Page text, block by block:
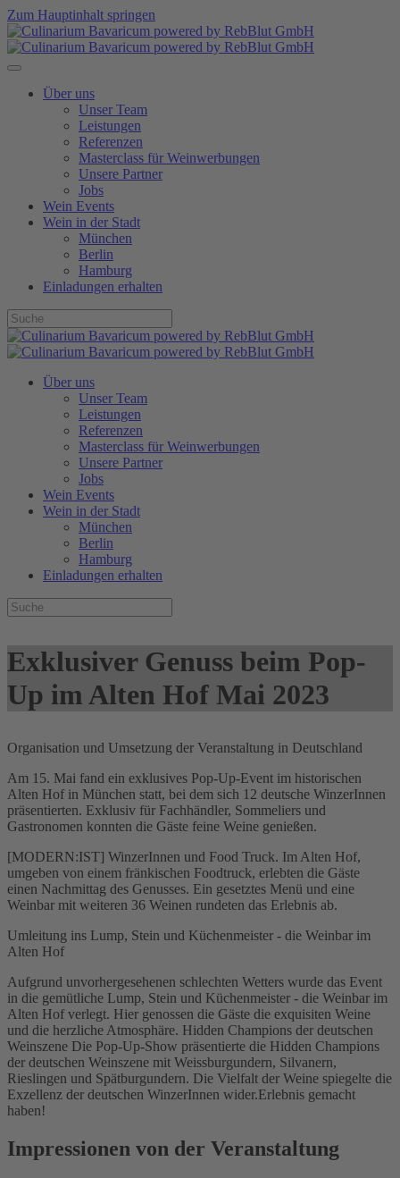
Zum Hauptinhalt springen
Über uns
Unser Team
Leistungen
Referenzen
Masterclass für Weinwerbungen
Unsere Partner
Jobs
Wein Events
Wein in der Stadt
München
Berlin
Hamburg
Einladungen erhalten
Über uns
Unser Team
Leistungen
Referenzen
Masterclass für Weinwerbungen
Unsere Partner
Jobs
Wein Events
Wein in der Stadt
München
Berlin
Hamburg
Einladungen erhalten
Exklusiver Genuss beim Pop-
Up im Alten Hof Mai 2023
Organisation und Umsetzung der Veranstaltung in Deutschland
Am 15. Mai fand ein exklusives Pop-Up-Event im historischen
Alten Hof in München statt, bei dem sich 12 deutsche WinzerInnen
präsentierten. Exklusiv für Fachhändler, Sommeliers und
Gastronomen konnten die Gäste feine Weine genießen.
[MODERN:IST] WinzerInnen und Food Truck. Im Alten Hof,
umgeben von einem fränkischen Foodtruck, erlebten die Gäste
einen Nachmittag des Genusses. Ein gesetztes Menü und eine
Weinbar mit weiteren 36 Weinen rundeten das Erlebnis ab.
Umleitung ins Lump, Stein und Küchenmeister - die Weinbar im
Alten Hof
Aufgrund unvorhergesehenen schlechten Wetters wurde das Event
in die gemütliche Lump, Stein und Küchenmeister - die Weinbar im
Alten Hof verlegt. Hier genossen die Gäste die exquisiten Weine
und die herzliche Atmosphäre. Hidden Champions der deutschen
Weinszene Die Pop-Up-Show präsentierte die Hidden Champions
der deutschen Weinszene mit Weissburgundern, Silvanern,
Rieslingen und Spätburgundern. Die Vielfalt der Weine spiegelte die
Exzellenz der deutschen WinzerInnen wider.Erlebnis gemacht
haben!
Impressionen von der Veranstaltung